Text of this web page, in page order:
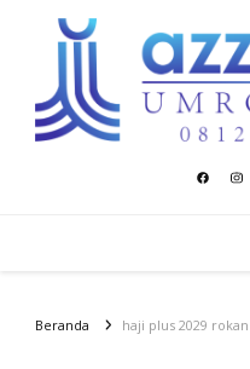
Azzamku
Beranda haji plus 2029